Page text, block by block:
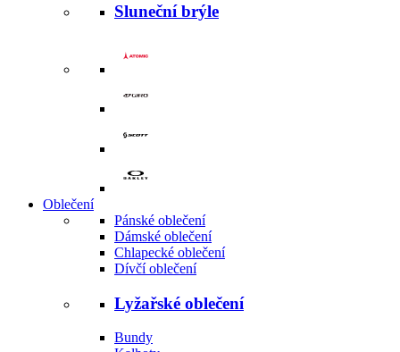
Sluneční brýle
Oblečení
Pánské oblečení
Dámské oblečení
Chlapecké oblečení
Dívčí oblečení
Lyžařské oblečení
Bundy